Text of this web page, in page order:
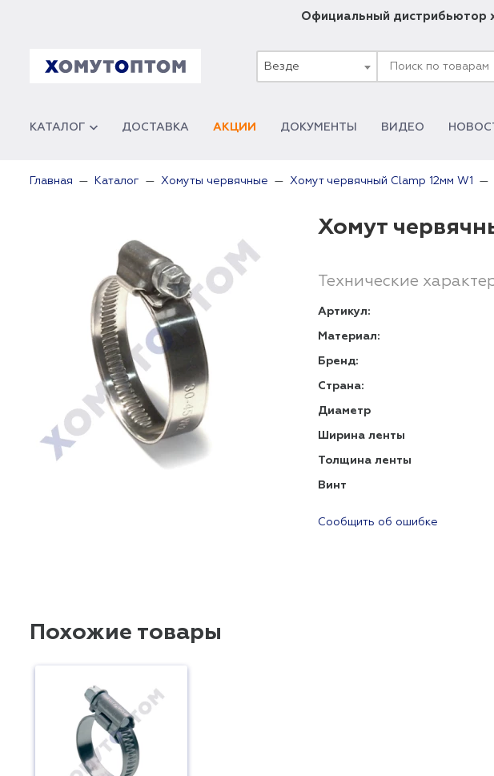
Официальный дистрибьютор
Везде
КАТАЛОГ ДОСТАВКА АКЦИИ ДОКУМЕНТЫ ВИДЕО
Главная Каталог Хомуты червячные Хомут червячный Clamp 12мм W1
Хомут
Технические
Артикул:
Материал:
Бренд:
Страна:
Диаметр
Ширина ленты
Толщина ленты
Винт
Сообщить об ошибке
Похожие товары